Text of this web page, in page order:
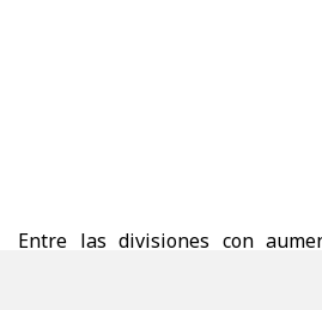
Entre las divisiones con